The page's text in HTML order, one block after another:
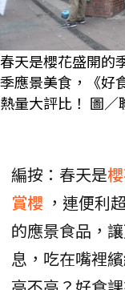
春天是櫻花盛開的
季應景美食，《好
熱量大評比！ 圖／
編按：春天是
賞櫻 ，連便利
的應景食品，
息，吃在嘴裡